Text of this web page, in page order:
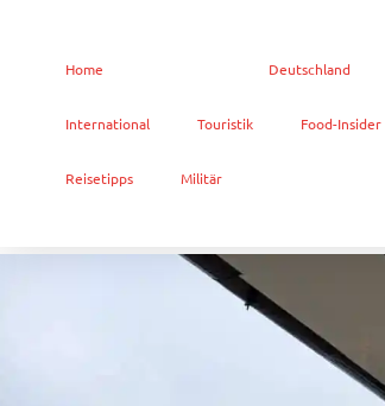
Home Deutschland
International Touristik Food-Insider
Reisetipps Militär